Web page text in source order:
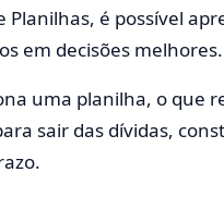
Planilhas, é possível
em decisões melhores.
uma planilha, o que
sair das dívidas,